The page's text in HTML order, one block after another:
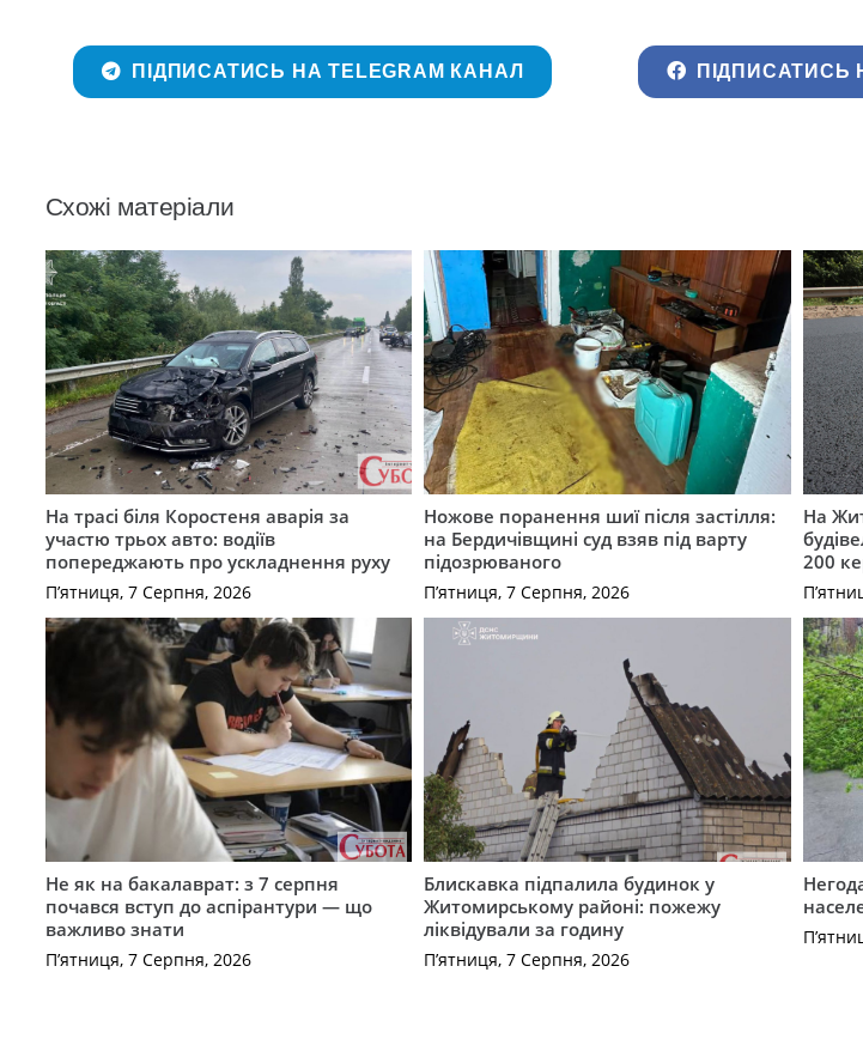
ПІДПИСАТИСЬ НА TELEGRAM КАНАЛ ПІДПИСАТИСЬ
Схожі матеріали
На трасі біля Коростеня аварія за
участю трьох авто: водіїв
попереджають про ускладнення руху
П’ятниця, 7 Серпня, 2026
Ножове поранення шиї після застілля:
на Бердичівщині суд взяв під варту
підозрюваного
П’ятниця, 7 Серпня, 2026
На
200
Не як на бакалаврат: з 7 серпня
почався вступ до аспірантури — що
важливо знати
П’ятниця, 7 Серпня, 2026
Блискавка підпалила будинок у
Житомирському районі: пожежу
ліквідували за годину
П’ятниця, 7 Серпня, 2026